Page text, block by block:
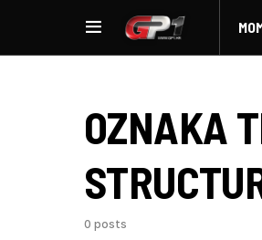
OZNAKA
0 posts